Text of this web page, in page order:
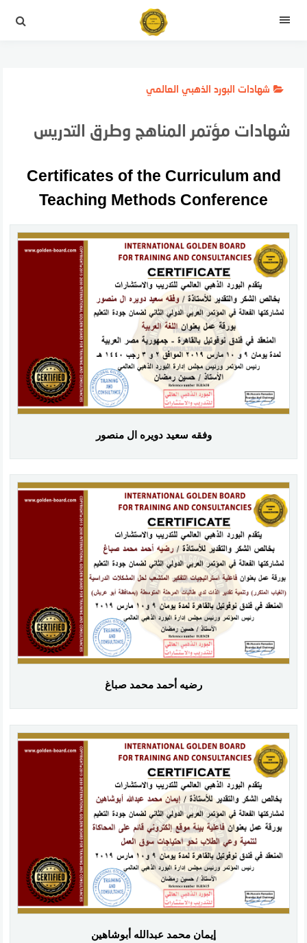
القائمة
شهادات البورد الذهبي العالمي
شهادات مؤتمر المناهج وطرق التدريس
Certificates of the Curriculum and
Teaching Methods Conference
وفقه سعيد دويره ال منصور
رضيه أحمد محمد صباغ
إيمان محمد عبدالله أبوشاهين